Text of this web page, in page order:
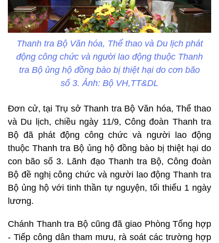
Thanh tra Bộ Văn hóa, Thể thao và Du lịch phát
động công chức và người lao động thuộc Thanh
tra Bộ ủng hộ đồng bào bị thiệt hại do cơn bão
số 3. Ảnh: Bộ VH,TT&DL
Đơn cử, tại Trụ sở Thanh tra Bộ Văn hóa, Thể thao
và Du lịch, chiều ngày 11/9, Công đoàn Thanh tra
Bộ đã phát động công chức và người lao động
thuộc Thanh tra Bộ ủng hộ đồng bào bị thiệt hại do
con bão số 3. Lãnh đạo Thanh tra Bộ, Công đoàn
Bộ đề nghị công chức và người lao động Thanh tra
Bộ ủng hộ với tinh thần tự nguyện, tối thiểu 1 ngày
lương.
Chánh Thanh tra Bộ cũng đã giao Phòng Tổng hợp
- Tiếp công dân tham mưu, rà soát các trường hợp